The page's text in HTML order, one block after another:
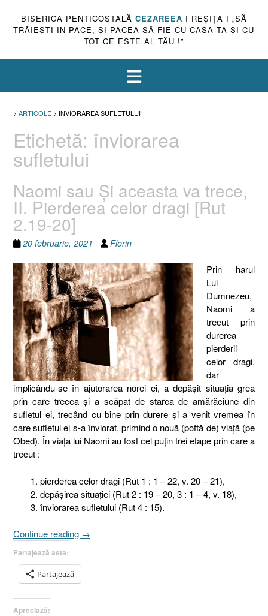
BISERICA PENTICOSTALĂ CEZAREEA I REŞIŢA I „SĂ
TRĂIEŞTI ÎN PACE, ŞI PACEA SĂ FIE CU CASA TA ŞI CU
TOT CE ESTE AL TĂU !”
> ARTICOLE > ÎNVIORAREA SUFLETULUI
Etichetă: înviorarea
sufletului
Naomi sau Şi aceasta va trece,
II. Pierderea celor dragi [Rut
2.19-20]
20 februarie, 2021 Florin
Prin harul
Lui
Dumnezeu,
Naomi a
trecut prin
durerea
pierderii
celor dragi,
dar
implicându-se în ajutorarea norei ei, a depăşit situaţia grea
prin care trecea şi a scăpat de starea de amărăciune din
sufletul ei, trecând cu bine prin durere şi a venit vremea în
care sufletul ei s-a înviorat, primind o nouă (poftă de) viaţă (pe
Obed). În viaţa lui Naomi au fost cel puţin trei etape prin care a
trecut :
pierderea celor dragi (Rut 1 : 1 – 22, v. 20 – 21),
depăşirea situaţiei (Rut 2 : 19 – 20, 3 : 1 – 4, v. 18),
înviorarea sufletului (Rut 4 : 15).
Continue reading „Naomi
va
→
Partajează asta:
Partajează
Apreciază: